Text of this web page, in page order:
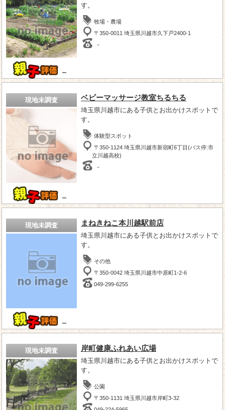
－
す。
牧場・農場
〒350-0011 埼玉県川越市久下戸2400-1
－
現地未調査
－
ベビーマッサージ教室ちるちる
埼玉県川越市にある子供とお出かけスポットで
す。
体験型スポット
〒350-1124 埼玉県川越市新宿町6丁目(バス停:市
立川越高校)
－
現地未調査
－
まねきねこ本川越駅前店
埼玉県川越市にある子供とお出かけスポットで
す。
その他
〒350-0042 埼玉県川越市中原町1-2-6
049-299-6255
現地未調査 岸町健康ふれあい広場
埼玉県川越市にある子供とお出かけスポットで
す。
公園
〒350-1131 埼玉県川越市岸町3-32